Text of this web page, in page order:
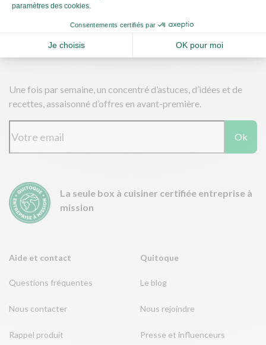
Aide et contact
Questions fréquentes
Nous contacter
Rappel produit
Quitoque
Le blog
Nous rejoindre
Presse et influenceurs
Une fois par semaine, un concentré d’astuces, d’idées et de
recettes, assaisonné d’offres en avant-première.
Ok
La seule box à cuisiner certifiée entreprise à
mission